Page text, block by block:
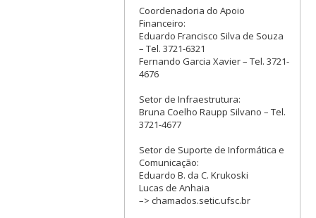
Coordenadoria do Apoio
Financeiro:
Eduardo Francisco Silva de Souza
– Tel. 3721-6321
Fernando Garcia Xavier – Tel. 3721-
4676
Setor de Infraestrutura:
Bruna Coelho Raupp Silvano – Tel.
3721-4677
Setor de Suporte de Informática e
Comunicação:
Eduardo B. da C. Krukoski
Lucas de Anhaia
–> chamados.setic.ufsc.br